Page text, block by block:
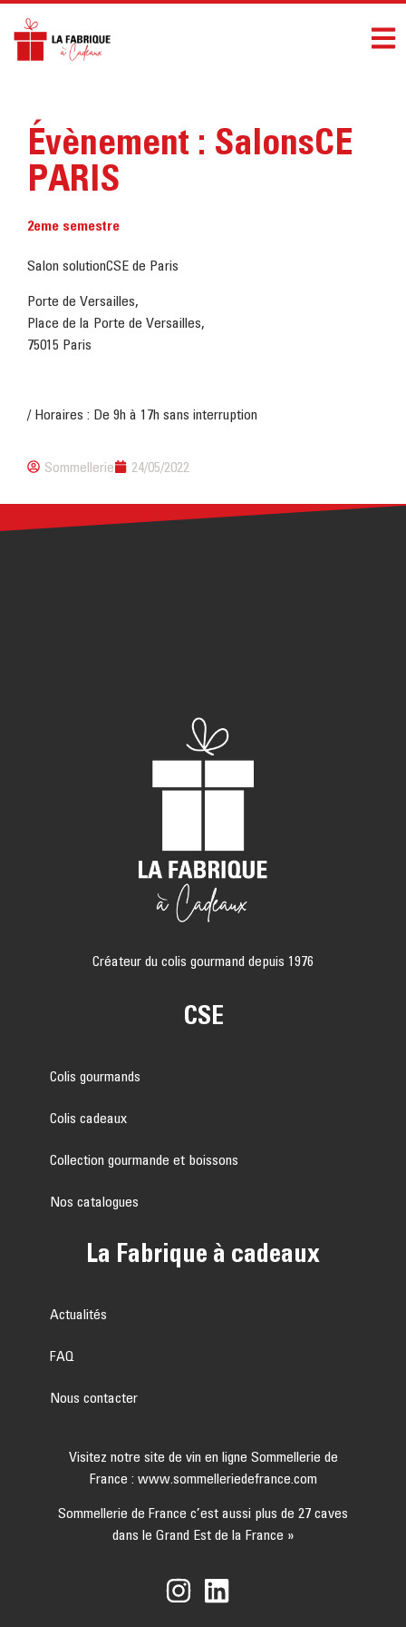
Évènement : SalonsCE
PARIS
2eme semestre
Salon solutionCSE de Paris
Porte de Versailles,
Place de la Porte de Versailles,
75015 Paris
/ Horaires : De 9h à 17h sans interruption
Sommellerie 24/05/2022
Créateur du colis gourmand depuis 1976
CSE
Colis gourmands
Colis cadeaux
Collection gourmande et boissons
Nos catalogues
La Fabrique à cadeaux
Actualités
FAQ
Nous contacter
Visitez notre site de vin en ligne Sommellerie de
France : www.sommelleriedefrance.com
Sommellerie de France c’est aussi plus de 27 caves
dans le Grand Est de la France »